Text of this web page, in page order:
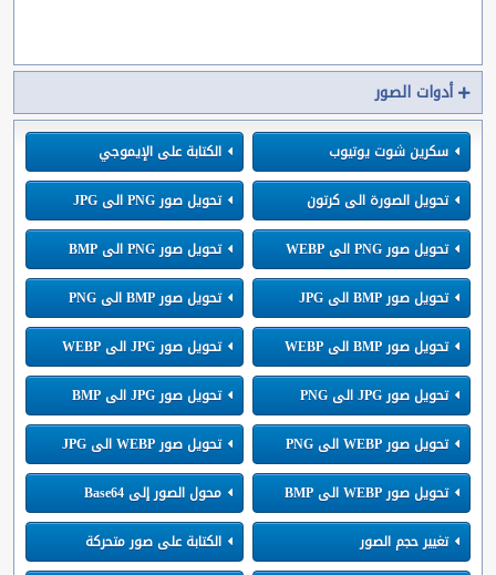
أدوات الصور
سكرين شوت يوتيوب
الكتابة على الإيموجي
تحويل الصورة الى كرتون
تحويل صور PNG الى JPG
تحويل صور PNG الى WEBP
تحويل صور PNG الى BMP
تحويل صور BMP الى JPG
تحويل صور BMP الى PNG
تحويل صور BMP الى WEBP
تحويل صور JPG الى WEBP
تحويل صور JPG الى PNG
تحويل صور JPG الى BMP
تحويل صور WEBP الى PNG
تحويل صور WEBP الى JPG
تحويل صور WEBP الى BMP
محول الصور إلى Base64
تغيير حجم الصور
الكتابة على صور متحركة